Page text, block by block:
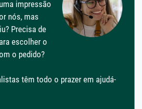
impressão
nós, mas
Precisa de
escolher o
o pedido?
têm todo o prazer em ajudá-